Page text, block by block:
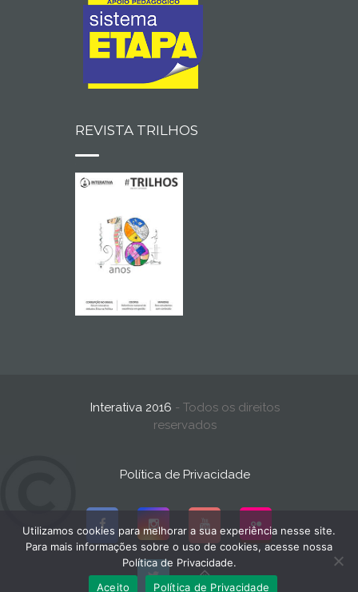
REVISTA TRILHOS
Interativa 2016 - Todos os direitos
reservados
Política de Privacidade
Utilizamos cookies para melhorar a sua experiência nesse site.
Para mais informações sobre o uso de cookies, acesse nossa
Política de Privacidade.
Aceito
Política de Privacidade